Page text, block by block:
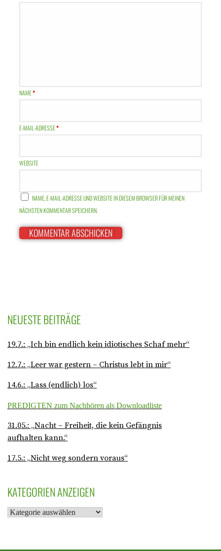
NAME*
E-MAIL-ADRESSE*
WEBSITE
NAME, E-MAIL-ADRESSE UND WEBSITE IN DIESEM BROWSER FÜR MEINEN
NÄCHSTEN KOMMENTAR SPEICHERN.
NEUESTE BEITRÄGE
19.7.: „Ich bin endlich kein idiotisches Schaf mehr“
12.7.: „Leer war gestern – Christus lebt in mir“
14.6.: „Lass (endlich) los“
PREDIGTEN zum Nachhören als Downloadliste
31.05.: „Nacht – Freiheit, die kein Gefängnis
aufhalten kann.“
17.5.: „Nicht weg sondern voraus“
KATEGORIEN ANZEIGEN